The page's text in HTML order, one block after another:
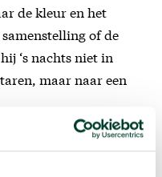
de kleur en het
of de
‘s nachts niet in
maar naar een